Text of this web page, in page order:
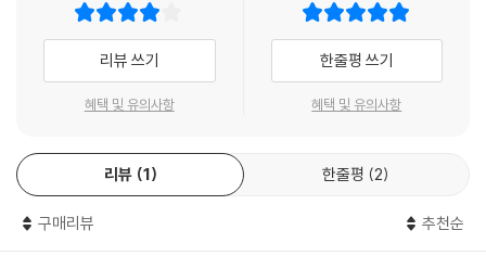
4.4.3 최대항을 이용한 부울 함수의 유도
4.4.4 부울 함수의 간략화
4.4.5 논리회로 설계의 사례
4.5.1 SOP 표현
4.5.3 정규형 SOP 표현과 정규형 POS 표현 간의 변환
4.6 NAND 및 NOR 게이트를 이용한 회로 구현
4.6.1 NAND 회로
4장 ‘부울 대수’에서는 디지털 시스템의 수학적 기반이 되는 부울 대수의
법칙과 규칙들을 소개하며, 그를 이용하여 논리회로를 분석 및 설계하는
방법에 대하여 설명한다. 그리고 각종 게이트들을 이용하여 부울 함수를
구현하는 방법을 공부한 다음에, 마지막으로 XOR 연산과 XNOR 연산에
5장 ‘카노프 맵을 이용한 부울 함수의 간략화’에서는 부울 함수를 논리회
로로 구현하기 전에 최소 형태로 간략화시키기 위한 효과적인 기법인 카노
프 맵의 작성과 활용 방법에 대하여 설명한다. 또한 카노프 맵을 이용하여
각종 논리회로를 설계하는 기법을 습득한다.
리뷰 쓰기
혜택 및 유의사항
한줄평 쓰기
혜택 및 유의사항
리뷰 1 한줄평 2
구매리뷰 추천순